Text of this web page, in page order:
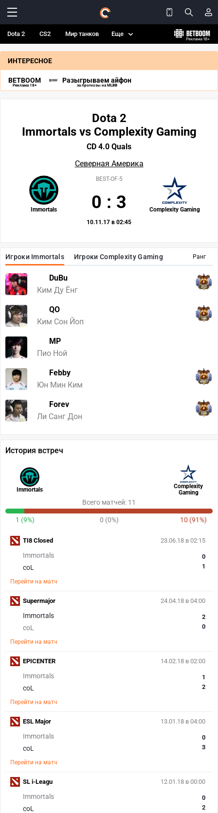
Dota 2 CS2 Мир танков Еще
ИНТЕРЕСНОЕ
BETBOOM
Реклама 18+
Разыгрываем айфон
за прогнозы на MLBB
Ранг
Игроки Immortals Игроки Complexity Gaming
DuBu
Ким Ду Ёнг
312
QO
Ким Сон Йоп
146
MP
Пио Ной
Febby
Юн Мин Ким
4947
Forev
Ли Санг Дон
236
Dota 2
Immortals vs Complexity Gaming
CD 4.0 Quals
Северная Америка
Immortals Complexity Gaming
BEST-OF-5
0 : 3
10.11.17 в 02:45
История встреч
Immortals
Complexity
Gaming
Всего матчей: 11
1 (9%) 0 (0%) 10 (91%)
23.06.18 в 02:15
Immortals
coL
0
1
Перейти на матч
TI8 Closed
24.04.18 в 04:00
Immortals
coL
2
0
Перейти на матч
Supermajor
14.02.18 в 02:00
Immortals
coL
1
2
Перейти на матч
EPICENTER
13.01.18 в 04:00
Immortals
coL
0
3
Перейти на матч
ESL Major
12.01.18 в 00:00
Immortals
coL
0
2
SL i-Leagu